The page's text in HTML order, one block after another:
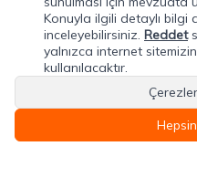
Adres & İletişim
Konuyla ilgili detaylı bilgi
inceleyebilirsiniz. Reddet
yalnızca internet
kullanılacaktır.